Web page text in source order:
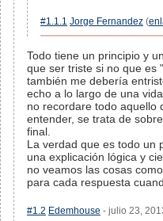
#1.1.1 Jorge Fernandez (
Todo tiene un principio y
que ser triste si no que es
también me debería
echo a lo largo de una
no recordare todo aquello
entender, se trata de
final.
La verdad que es todo un
una explicación lógica y
no veamos las cosas
para cada respuesta
#1.2 Edemhouse - julio 23,